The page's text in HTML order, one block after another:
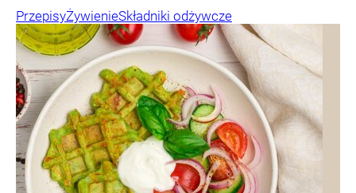
PrzepisyŻywienieSkładniki odżywcze